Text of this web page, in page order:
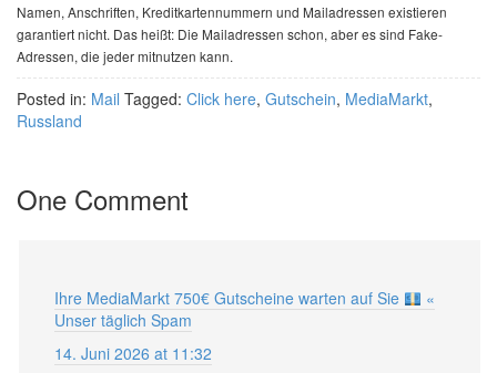
Namen, Anschriften, Kreditkartennummern und Mailadressen existieren
garantiert nicht. Das heißt: Die Mailadressen schon, aber es sind Fake-
Adressen, die jeder mitnutzen kann.
Posted in: Mail Tagged: Click here, Gutschein, MediaMarkt,
Russland
One Comment
Ihre MediaMarkt 750€ Gutscheine warten auf Sie
«
Unser täglich Spam
14. Juni 2026 at 11:32